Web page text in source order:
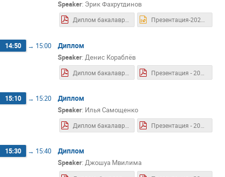
Speaker: Эрик Фахрутдинов
Диплом бакалавра-2026.06-Фахрутдинов Э.А..pdf Презентация-2026.06-Фахрутдинов Э. А..pptx
14:50 → 15:00 Диплом
Speaker: Денис Кораблёв
15:10 → 15:20 Диплом
Speaker: Илья Самощенко
Диплом бакалавра - 2026.06 - Самощенко Илья Николаевич.pdf Презентация - 2026.06 - Самощенко Илья Николаевич.pdf
15:30 → 15:40 Диплом
Speaker: Джошуа Мвилима